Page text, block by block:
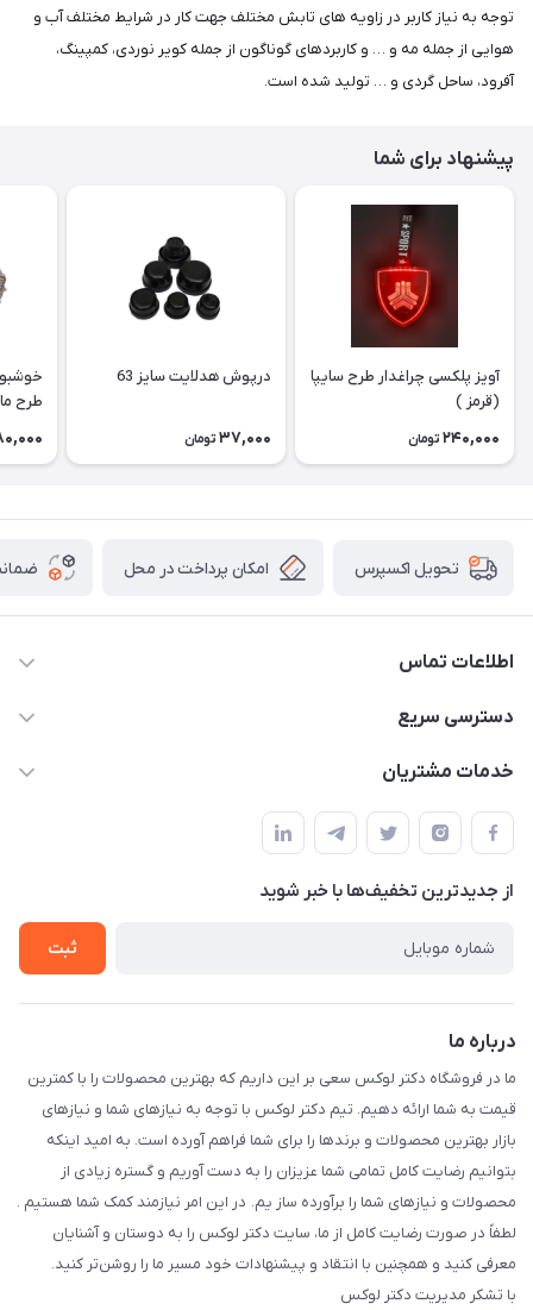
توجه به نیاز کاربر در زاویه های تابش مختلف جهت کار در شرایط مختلف آب و
هوایی از جمله مه و … و کاربرد‌های گوناگون از جمله کویر نوردی، کمپینگ،
آفرود، ساحل گردی و … تولید شده است.
پیشنهاد برای شما
آویز پلکسی چراغدار طرح سایپا
(قرمز )
240,000 تومان
درپوش هدلایت سایز 63
37,000 تومان
طرح
تحویل اکسپرس امکان پرداخت در محل
اطلاعات تماس
09052448002
ای پاساژ محمودی
دسترسی سریع
حساب کاربری
لیست محصولات
درباره ما
خدمات مشتریان
قوانین و مقررات
حریم خصوصی
راهنما
از جدید‌ترین تخفیف‌ها با‌ خبر شوید
ثبت
درباره ما
ما در فروشگاه دکتر لوکس سعی بر این داریم که بهترین محصولات را با کمترین
قیمت به شما ارائه دهیم. تیم دکتر لوکس با توجه به نیازهای شما و نیازهای
بازار بهترین محصولات و برندها را برای شما فراهم آورده است. به امید اینکه
بتوانیم رضایت کامل تمامی شما عزیزان را به دست آوریم و گستره زیادی از
محصولات و نیازهای شما را برآورده ساز یم. در این امر نیازمند کمک شما هستیم .
لطفاً در صورت رضایت کامل از ما، سایت دکتر لوکس را به دوستان و آشنایان
معرفی کنید و همچنین با انتقاد و پیشنهادات خود مسیر ما را روشن‌تر کنید.
با تشکر مدیریت دکتر لوکس